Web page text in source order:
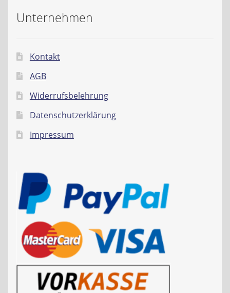
Unternehmen
Kontakt
AGB
Widerrufsbelehrung
Datenschutzerklärung
Impressum